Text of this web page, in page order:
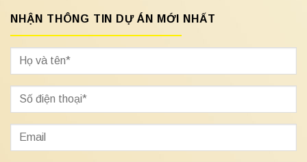
NHẬN THÔNG TIN DỰ ÁN MỚI NHẤT